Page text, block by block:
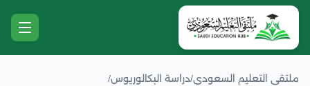
ملتقى التعليم السعودي/دراسة البكالوريوس/